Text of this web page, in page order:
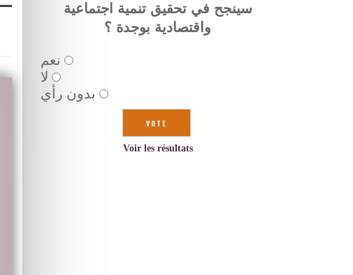
سينجح في تحقيق تنمية اجتماعية
واقتصادية بوجدة ؟
نعم
لا
بدون رأي
Voir les résultats